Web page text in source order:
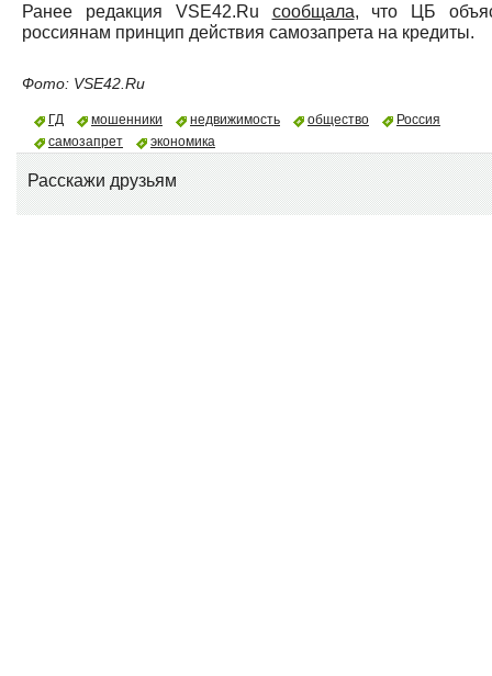
Ранее редакция VSE42.Ru сообщала, что ЦБ
россиянам принцип действия самозапрета на кредиты.
Фото: VSE42.Ru
ГД мошенники недвижимость общество
Россия
самозапрет
экономика
Расскажи друзьям